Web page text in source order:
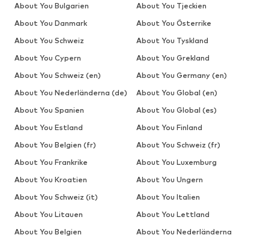
About You Bulgarien
About You Tjeckien
About You Danmark
About You Österrike
About You Schweiz
About You Tyskland
About You Cypern
About You Grekland
About You Schweiz (en)
About You Germany (en)
About You Nederländerna (de)
About You Global (en)
About You Spanien
About You Global (es)
About You Estland
About You Finland
About You Belgien (fr)
About You Schweiz (fr)
About You Frankrike
About You Luxemburg
About You Kroatien
About You Ungern
About You Schweiz (it)
About You Italien
About You Litauen
About You Lettland
About You Belgien
About You Nederländerna